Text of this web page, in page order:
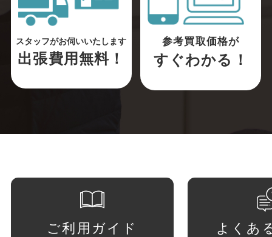
スタッフがお伺いいたします
出張費用無料！
参考買取価格が
すぐわかる！
ご利用ガイド よくあ